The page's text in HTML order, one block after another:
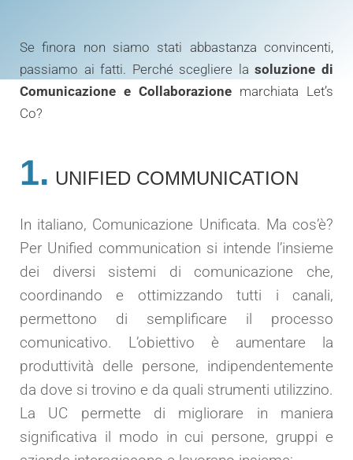
Se finora non siamo stati abbastanza convincenti,
passiamo ai fatti. Perché scegliere lasoluzione di
Comunicazione e Collaborazione marchiata Let’s
Co?
1. UNIFIED COMMUNICATION
In italiano, Comunicazione Unificata. Ma cos’è?
Per Unified communication si intende l’insieme
dei diversi sistemi di comunicazione che,
coordinando e ottimizzando tutti i canali,
permettono di semplificare il processo
comunicativo. L’obiettivo è aumentare la
produttività delle persone, indipendentemente
da dove si trovino e da quali strumenti utilizzino.
La UC permette di migliorare in maniera
significativa il modo in cui persone, gruppi e